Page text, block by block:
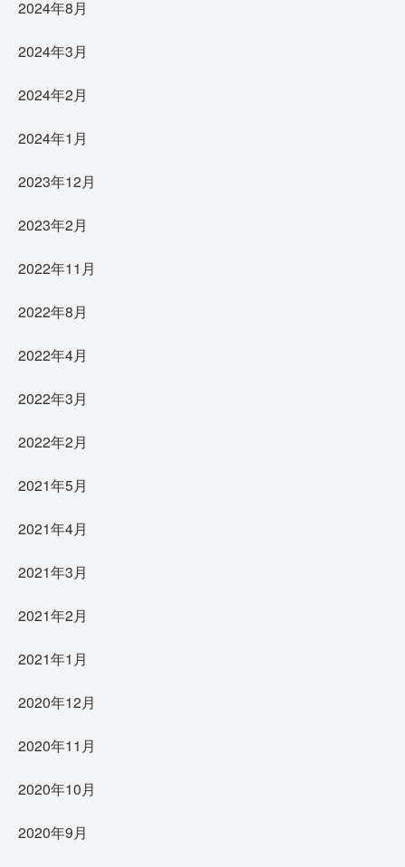
2024年8月
2024年3月
2024年2月
2024年1月
2023年12月
2023年2月
2022年11月
2022年8月
2022年4月
2022年3月
2022年2月
2021年5月
2021年4月
2021年3月
2021年2月
2021年1月
2020年12月
2020年11月
2020年10月
2020年9月